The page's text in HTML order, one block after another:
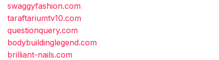
swaggyfashion.com
taraftariumtv10.com
questionquery.com
bodybuildinglegend.com
brilliant-nails.com